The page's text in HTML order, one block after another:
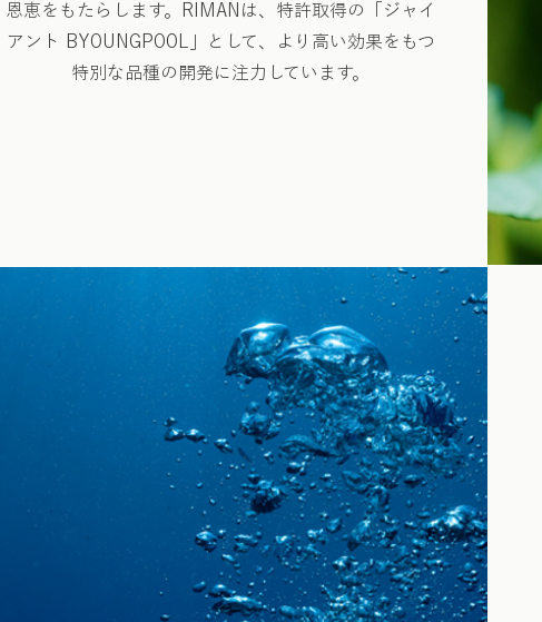
恩恵をもたらします。RIMANは、特許取得の「ジャイ
アント BYOUNGPOOL」として、より高い効果をもつ
特別な品種の開発に注力しています。